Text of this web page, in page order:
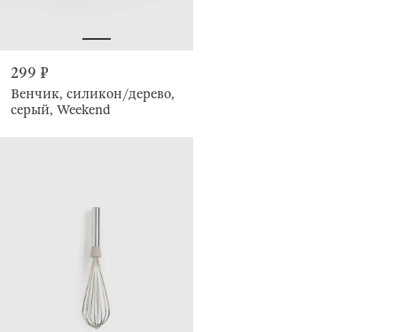
299 ₽
Венчик, силикон/дерево,
серый, Weekend